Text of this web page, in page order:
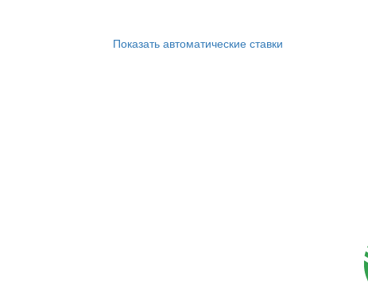
Показать автоматические ставки